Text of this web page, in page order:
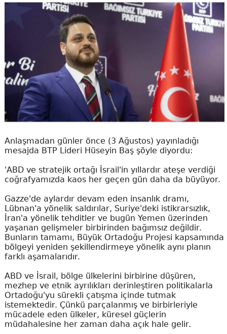
Anlaşmadan günler önce (3 Ağustos) yayınladığı
mesajda BTP Lideri Hüseyin Baş şöyle diyordu:
'ABD ve stratejik ortağı İsrail'in yıllardır ateşe verdiği
coğrafyamızda kaos her geçen gün daha da büyüyor.
Gazze'de aylardır devam eden insanlık dramı,
Lübnan'a yönelik saldırılar, Suriye'deki istikrarsızlık,
İran'a yönelik tehditler ve bugün Yemen üzerinden
yaşanan gelişmeler birbirinden bağımsız değildir.
Bunların tamamı, Büyük Ortadoğu Projesi kapsamında
bölgeyi yeniden şekillendirmeye yönelik aynı planın
farklı aşamalarıdır.
ABD ve İsrail, bölge ülkelerini birbirine düşüren,
mezhep ve etnik ayrılıkları derinleştiren politikalarla
Ortadoğu'yu sürekli çatışma içinde tutmak
istemektedir. Çünkü parçalanmış ve birbirleriyle
mücadele eden ülkeler, küresel güçlerin
müdahalesine her zaman daha açık hale gelir.